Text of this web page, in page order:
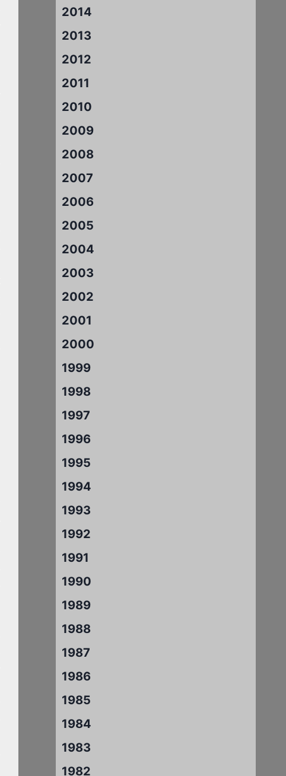
2014
2013
2012
2011
2010
2009
2008
2007
2006
2005
2004
2003
2002
2001
2000
1999
1998
1997
1996
1995
1994
1993
1992
1991
1990
1989
1988
1987
1986
1985
1984
1983
1982